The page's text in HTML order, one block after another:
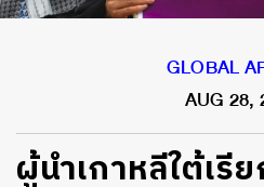
GLOBAL
AUG 28,
ผู้นำเกาหลีใต้เรี